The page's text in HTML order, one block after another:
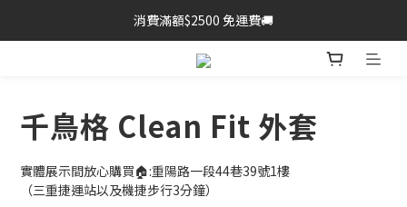
消費滿額$2500 免運費🚚
千鳥格 Clean Fit 外套
實體展示間放心購買🏠:重陽路一段44巷39號1樓
（三重捷運站以及機捷步行3分鐘）